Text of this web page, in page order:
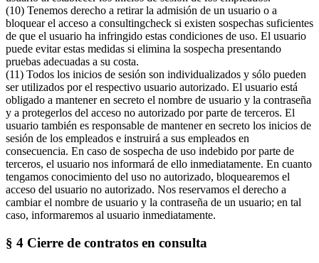
(10) Tenemos derecho a retirar la admisión de un usuario o a
bloquear el acceso a consultingcheck si existen sospechas suficientes
de que el usuario ha infringido estas condiciones de uso. El usuario
puede evitar estas medidas si elimina la sospecha presentando
pruebas adecuadas a su costa.
(11) Todos los inicios de sesión son individualizados y sólo pueden
ser utilizados por el respectivo usuario autorizado. El usuario está
obligado a mantener en secreto el nombre de usuario y la contraseña
y a protegerlos del acceso no autorizado por parte de terceros. El
usuario también es responsable de mantener en secreto los inicios de
sesión de los empleados e instruirá a sus empleados en
consecuencia. En caso de sospecha de uso indebido por parte de
terceros, el usuario nos informará de ello inmediatamente. En cuanto
tengamos conocimiento del uso no autorizado, bloquearemos el
acceso del usuario no autorizado. Nos reservamos el derecho a
cambiar el nombre de usuario y la contraseña de un usuario; en tal
caso, informaremos al usuario inmediatamente.
§ 4 Cierre de contratos en consulta